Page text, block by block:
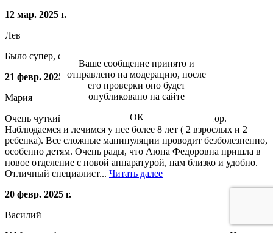
12 мар. 2025 г.
Лев
Было супер, советую!!!
21 февр. 2025 г.
Мария
Очень чуткий, ответственный и отзывчивый доктор.
Наблюдаемся и лечимся у нее более 8 лет ( 2 взрослых и 2
ребенка). Все сложные манипуляции проводит безболезненно,
особенно детям. Очень рады, что Аюна Федоровна пришла в
новое отделение с новой аппаратурой, нам близко и удобно.
Отличный специалист... Читать далее
20 февр. 2025 г.
Василий
Ваше сообщение принято и
отправлено на модерацию, после
его проверки оно будет
опубликовано на сайте
ОК